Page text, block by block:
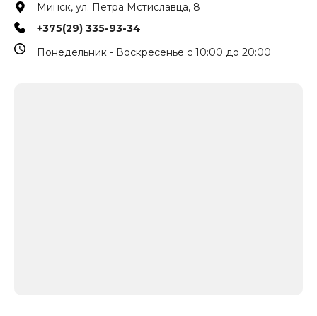
Минск, ул. Петра Мстиславца, 8
+375(29) 335-93-34
Понедельник - Воскресенье с 10:00 до 20:00